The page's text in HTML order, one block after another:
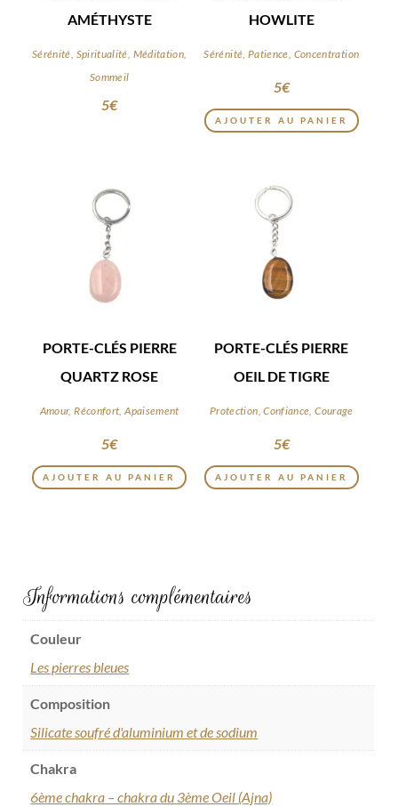
AMÉTHYSTE
Sérénité, Spiritualité, Méditation,
Sommeil
5€
HOWLITE
Sérénité, Patience, Concentration
5€
AJOUTER AU PANIER
PORTE-CLÉS PIERRE
QUARTZ ROSE
Amour, Réconfort, Apaisement
5€
AJOUTER AU PANIER
PORTE-CLÉS PIERRE
OEIL DE TIGRE
Protection, Confiance, Courage
5€
AJOUTER AU PANIER
Informations complémentaires
Couleur
Les pierres bleues
Composition
Silicate soufré d'aluminium et de sodium
Chakra
6ème chakra – chakra du 3ème Oeil (Ajna)